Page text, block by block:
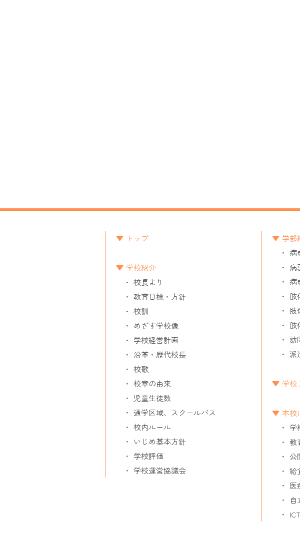
トップ
学校紹介
校長より
教育目標・方針
校訓
めざす学校像
学校経営計画
沿革・歴代校長
校歌
校章の由来
児童生徒数
通学区域、スクールバス
校内ルール
いじめ基本方針
学校評価
学校運営協議会
学部
病
病
病
肢
肢
肢
訪
派
学校
本校
学
教
公
給
医
自